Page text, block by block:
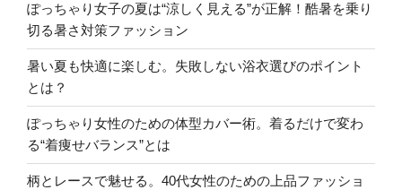
ぽっちゃり女子の夏は“涼しく見える”が正解！酷暑を乗り
切る暑さ対策ファッション
暑い夏も快適に楽しむ。失敗しない浴衣選びのポイント
とは？
ぽっちゃり女性のための体型カバー術。着るだけで変わ
る“着痩せバランス”とは
柄とレースで魅せる。40代女性のための上品ファッショ